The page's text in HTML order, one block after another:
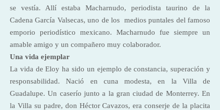
se vestía. Allí estaba Macharnudo, periodista taurino de la
Cadena García Valsecas, uno de los medios puntales del famoso
emporio periodístico mexicano. Macharnudo fue siempre un
amable amigo y un compañero muy colaborador.
Una vida ejemplar
La vida de Eloy ha sido un ejemplo de constancia, superación y
responsabilidad. Nació en cuna modesta, en la Villa de
Guadalupe. Un caserío junto a la gran ciudad de Monterrey. En
la Villa su padre, don Héctor Cavazos, era conserje de la placita